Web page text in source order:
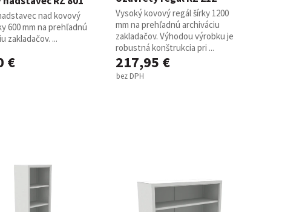
nad kovový
600 mm na prehľadnú
zakladačov. ...
€
Vysoký kovový regál šírky 1200
mm na prehľadnú archiváciu
zakladačov. Výhodou výrobku je
robustná konštrukcia pri ...
217,95 €
bez DPH